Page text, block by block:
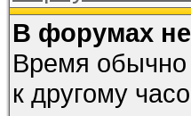
В форумах
Время обычно
к другому